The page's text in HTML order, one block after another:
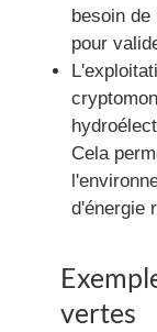
besoin
pour
Cela
d'énergie
vertes